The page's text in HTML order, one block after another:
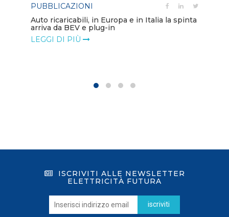
PUBBLICAZIONI
Auto ricaricabili, in Europa e in Italia la spinta
arriva da BEV e plug-in
LEGGI DI PIÙ
ISCRIVITI ALLE NEWSLETTER
ELETTRICITÀ FUTURA
iscriviti